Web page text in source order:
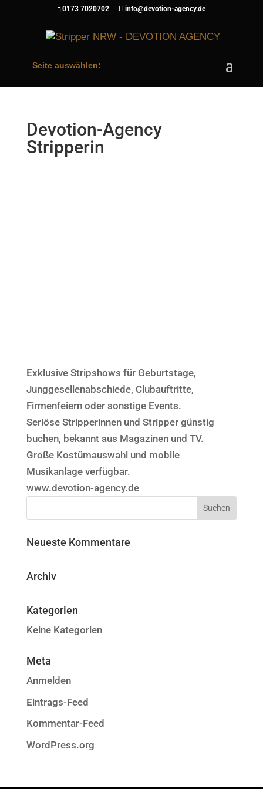
0173 7020702 info@devotion-agency.de
Seite auswählen:
Devotion-Agency
Stripperin
Exklusive Stripshows für Geburtstage,
Junggesellenabschiede, Clubauftritte,
Firmenfeiern oder sonstige Events.
Seriöse Stripperinnen und Stripper günstig
buchen, bekannt aus Magazinen und TV.
Große Kostümauswahl und mobile
Musikanlage verfügbar.
www.devotion-agency.de
Neueste Kommentare
Archiv
Kategorien
Keine Kategorien
Meta
Anmelden
Eintrags-Feed
Kommentar-Feed
WordPress.org